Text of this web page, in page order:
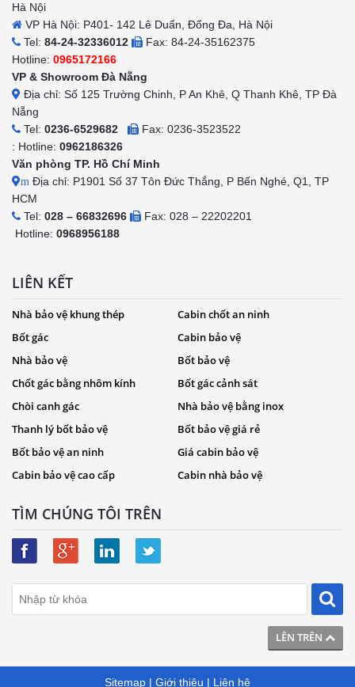
LÊN TRÊN
Hà Nội
VP Hà Nội: P401- 142 Lê Duẩn, Đống Đa, Hà Nội
Tel: 84-24-32336012
Fax: 84-24-35162375
Hotline: 0965172166
VP & Showroom Đà Nẵng
Địa chỉ: Số 125 Trường Chinh, P An Khê, Q Thanh Khê, TP Đà
Nẵng
Tel: 0236-6529682
Fax: 0236-3523522
: Hotline: 0962186326
Văn phòng TP. Hồ Chí Minh
m Địa chỉ: P1901 Số 37 Tôn Đức Thắng, P Bến Nghé, Q1, TP
HCM
Tel: 028 – 66832696
Fax: 028 – 22202201
Hotline: 0968956188
LIÊN KẾT
Nhà bảo vệ khung thép
Cabin chốt an ninh
Bốt gác
Cabin bảo vệ
Nhà bảo vệ
Bốt bảo vệ
Chốt gác bằng nhôm kính
Bốt gác cảnh sát
Chòi canh gác
Nhà bảo vệ bằng inox
Thanh lý bốt bảo vệ
Bốt bảo vệ giá rẻ
Bốt bảo vệ an ninh
Giá cabin bảo vệ
Cabin bảo vệ cao cấp
Cabin nhà bảo vệ
TÌM CHÚNG TÔI TRÊN
Sitemap | Giới thiệu | Liên hệ